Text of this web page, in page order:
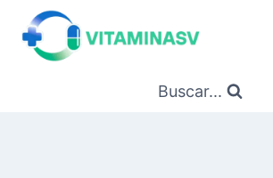
Saltar
contenido
Buscar...